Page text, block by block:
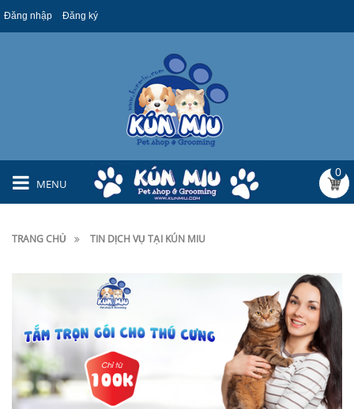
Đăng nhập Đăng ký
MENU
0
TRANG CHỦ TIN DỊCH VỤ TẠI KÚN MIU